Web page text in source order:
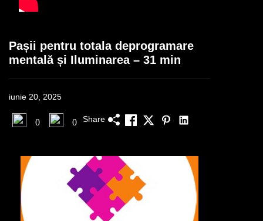
Pașii pentru totala deprogramare
mentală și Iluminarea – 31 min
iunie 20, 2025
0 0 Share